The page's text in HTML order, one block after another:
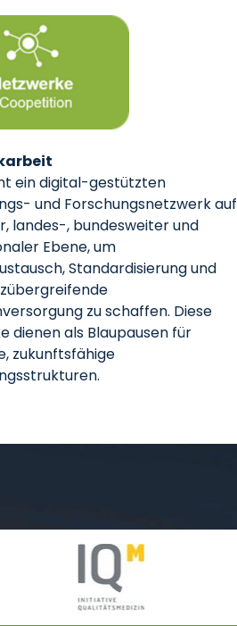
ein digital-gestützten
und Forschungsnetzwerk auf
landes-, bundesweiter und
Ebene, um
Standardisierung und
zu schaffen. Diese
dienen als Blaupausen für
zukunftsfähige